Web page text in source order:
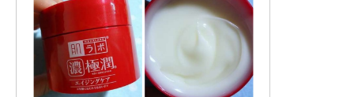
#美周報 #美妝試用 #試用推薦 #防曬推
薦 #妝前乳推薦 #安耐曬小金瓶 #輕盈耐
曬追光自在